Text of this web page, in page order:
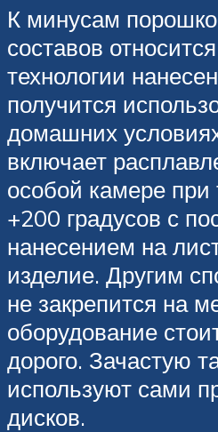
К минусам
составов
технологии
получится
домашних
включает
особой камере при
+200 градусов с
нанесением на
изделие. Другим
не закрепится на
оборудование
дорого. Зачастую
используют сами
дисков.